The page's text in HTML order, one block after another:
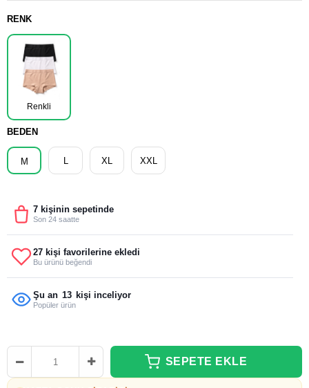
RENK
Renkli
BEDEN
M L XL XXL
7 kişinin sepetinde
Son 24 saatte
27 kişi favorilerine ekledi
Bu ürünü beğendi
Şu an 15 kişi inceliyor
Popüler ürün